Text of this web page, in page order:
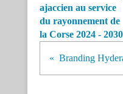
ajaccien au service
du rayonnement de
la Corse 2024 - 2030
Branding